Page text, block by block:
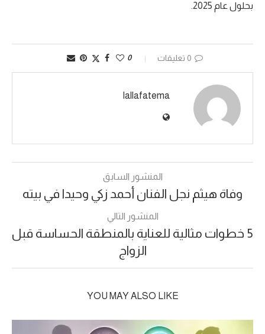
بحلول عام 2025.
0 تعليقات 0
lallafatema
المنشور السابق
وفاة هيثم نجل الفنان أحمد زكي وحيدا في بيته
المنشور التالي
5 خطوات مثالية للعناية بالمنطقة الحساسة قبل
الزواج
YOU MAY ALSO LIKE